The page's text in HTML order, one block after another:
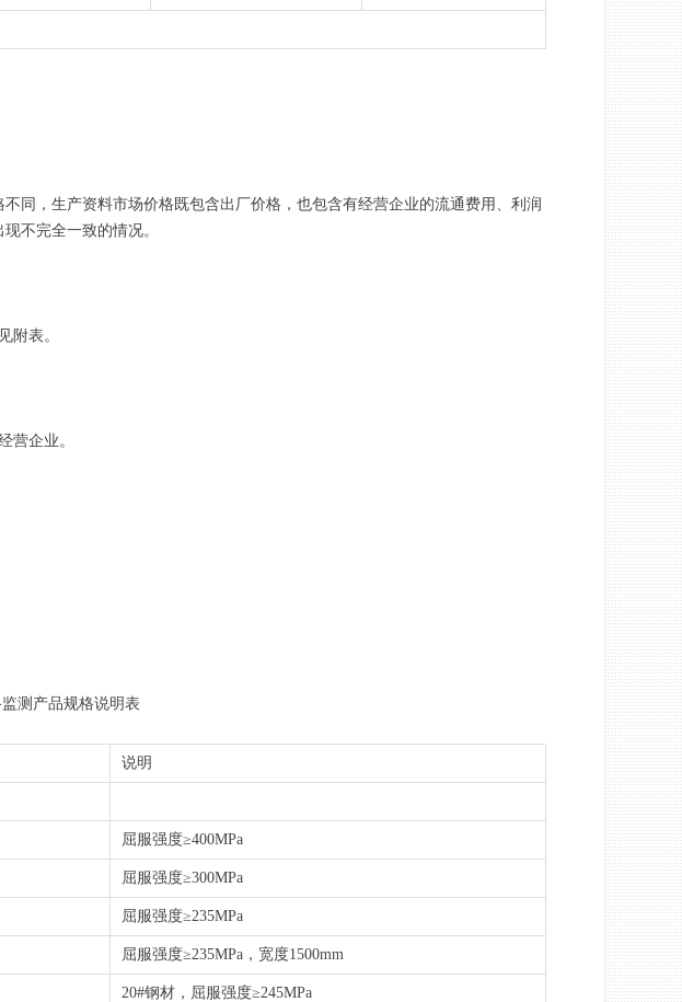
，生产资料市场价格既包含出厂价格，也包含有经营企业的流通费用、利润
不完全一致的情况。
附表。
营企业。
测产品规格说明表
说明
屈服强度≥400MPa
屈服强度≥300MPa
屈服强度≥235MPa
屈服强度≥235MPa，宽度1500mm
20#钢材，屈服强度≥245MPa